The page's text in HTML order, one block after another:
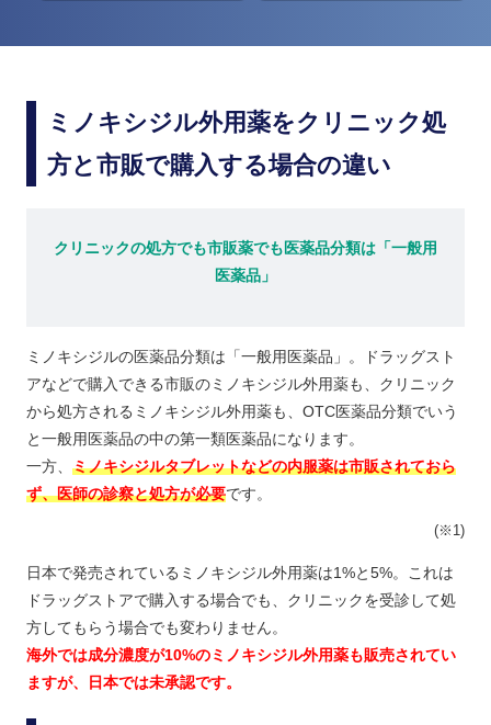
ミノキシジル外用薬をクリニック処
方と市販で購入する場合の違い
クリニックの処方でも市販薬でも医薬品分類は「一般用
医薬品」
ミノキシジルの医薬品分類は「一般用医薬品」。ドラッグスト
アなどで購入できる市販のミノキシジル外用薬も、クリニック
から処方されるミノキシジル外用薬も、OTC医薬品分類でいう
と一般用医薬品の中の第一類医薬品になります。
一方、 ミノキシジルタブレットなどの内服薬は市販されておら
ず、医師の診察と処方が必要です。
(※1)
日本で発売されているミノキシジル外用薬は1%と5%。これは
ドラッグストアで購入する場合でも、クリニックを受診して処
方してもらう場合でも変わりません。
海外では成分濃度が10%のミノキシジル外用薬も販売されてい
ますが、日本では未承認です。